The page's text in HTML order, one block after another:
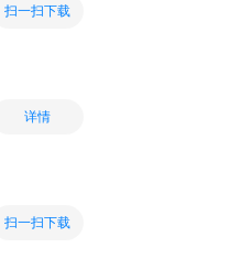
扫一扫下载
详情
扫一扫下载